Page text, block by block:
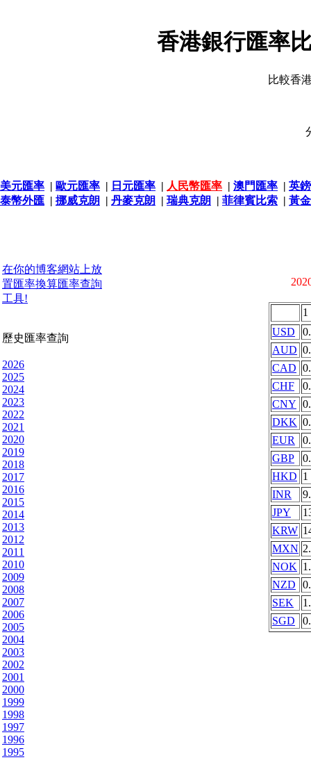
香港銀行匯率
比較香
美元匯率 | 歐元匯率 | 日元匯率 | 人民幣匯率 | 澳門匯率 | 英
泰幣外匯 | 挪威克朗 | 丹麥克朗 | 瑞典克朗 | 菲律賓比索 | 黃
在你的博客網站上放
置匯率換算匯率查詢
工具!
歷史匯率查詢
2026
2025
2024
2023
2022
2021
2020
2019
2018
2017
2016
2015
2014
2013
2012
2011
2010
2009
2008
2007
2006
2005
2004
2003
2002
2001
2000
1999
1998
1997
1996
1995
1
USD
AUD
CAD
CHF
CNY
DKK
EUR
GBP
HKD 1
INR
JPY
KRW
MXN
NOK
NZD
SEK
SGD